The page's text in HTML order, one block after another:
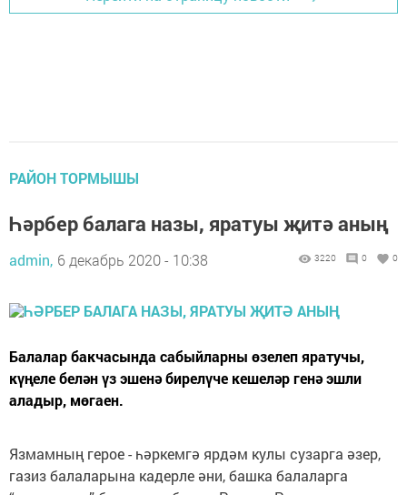
РАЙОН ТОРМЫШЫ
Һәрбер балага назы, яратуы җитә аның
admin, 6 декабрь 2020 - 10:38 3220 0 0
Балалар бакчасында сабыйларны өзелеп яратучы,
күңеле белән үз эшенә бирелүче кешеләр генә эшли
аладыр, мөгаен.
Язмамның герое - һәркемгә ярдәм кулы сузарга әзер,
газиз балаларына кадерле әни, башка балаларга